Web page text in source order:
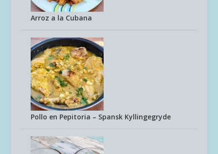
Arroz a la Cubana
Pollo en Pepitoria – Spansk Kyllingegryde